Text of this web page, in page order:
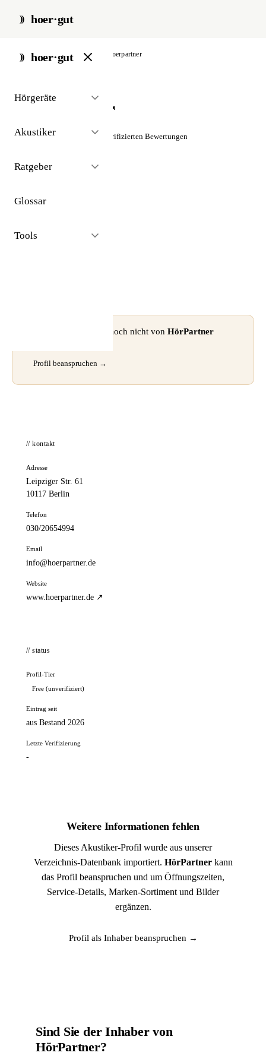
hoer·gut
hoer·gut
Hörgeräte
Akustiker
Ratgeber
Glossar
Tools
start / akustiker / berlin hoerpartner
HörPartner
☆☆☆☆☆ Noch keine verifizierten Bewertungen
⚠ Dieses Profil wurde noch nicht von HörPartner
Profil beanspruchen →
// kontakt
Adresse
Leipziger Str. 61
10117 Berlin
Telefon
030/20654994
Email
info@hoerpartner.de
Website
www.hoerpartner.de ↗
// status
Profil-Tier
Free (unverifiziert)
Eintrag seit
aus Bestand 2026
Letzte Verifizierung
-
Weitere Informationen fehlen
Dieses Akustiker-Profil wurde aus unserer
Verzeichnis-Datenbank importiert. HörPartnerkann
das Profil beanspruchen und um Öffnungszeiten,
Service-Details, Marken-Sortiment und Bilder
ergänzen.
Profil als Inhaber beanspruchen →
Sind Sie der Inhaber von
HörPartner?